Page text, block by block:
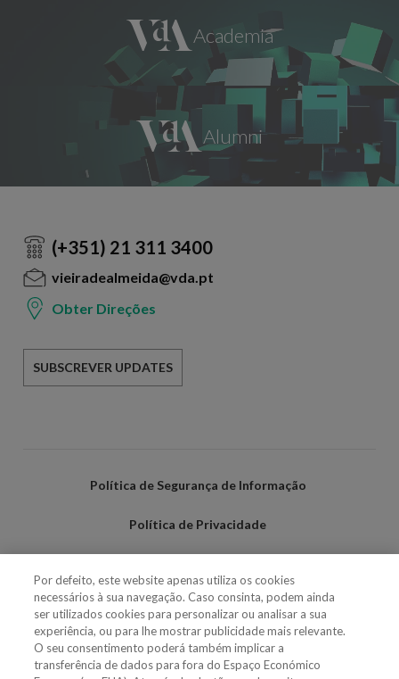
(+351) 21 311 3400
vieiradealmeida@vda.pt
Obter Direções
SUBSCREVER UPDATES
Política de Segurança de Informação
Política de Privacidade
Política de Cookies
Definições de cookies
Por defeito, este website apenas utiliza os cookies
necessários à sua navegação. Caso consinta, podem ainda
ser utilizados cookies para personalizar ou analisar a sua
experiência, ou para lhe mostrar publicidade mais relevante.
O seu consentimento poderá também implicar a
transferência de dados para fora do Espaço Económico